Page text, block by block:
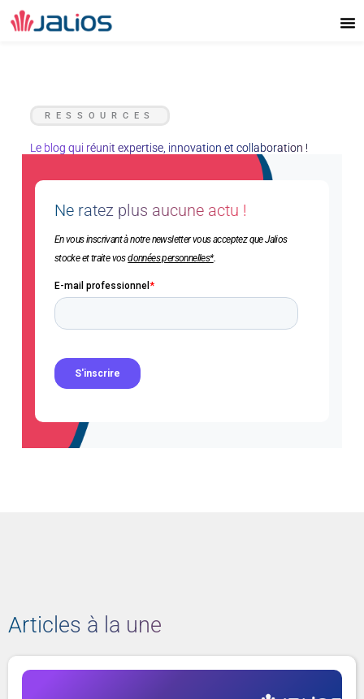
Aller
au
RESSOURCES
Le blog qui réunit expertise, innovation et collaboration !
Ne ratez plus aucune actu !
En vous inscrivant à notre newsletter vous acceptez que Jalios
stocke et traite vosdonnées personnelles*.
Articles à la une